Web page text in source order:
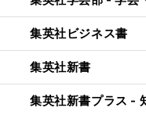
集英社ビジネス書
集英社新書
集英社新書プラス -